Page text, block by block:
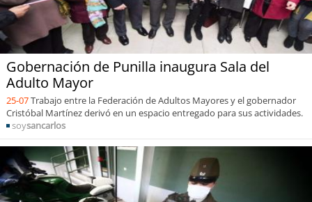
Gobernación de Punilla inaugura Sala del
Adulto Mayor
25-07Trabajo entre la Federación de Adultos Mayores y el gobernador
Cristóbal Martínez derivó en un espacio entregado para sus actividades.
soysancarlos